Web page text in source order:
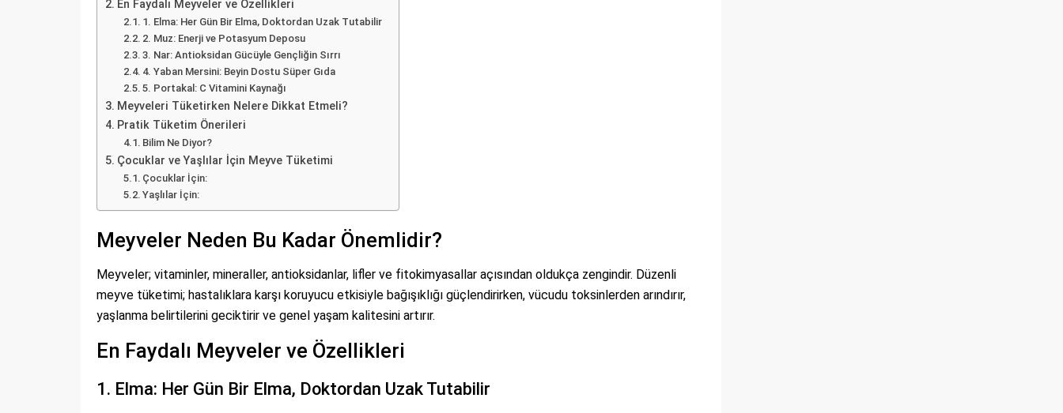
En Faydalı Meyveler ve Özellikleri
1. Elma: Her Gün Bir Elma, Doktordan Uzak Tutabilir
2. Muz: Enerji ve Potasyum Deposu
3. Nar: Antioksidan Gücüyle Gençliğin Sırrı
4. Yaban Mersini: Beyin Dostu Süper Gıda
5. Portakal: C Vitamini Kaynağı
Meyveleri Tüketirken Nelere Dikkat Etmeli?
Pratik Tüketim Önerileri
Bilim Ne Diyor?
Çocuklar ve Yaşlılar İçin Meyve Tüketimi
Çocuklar İçin:
Yaşlılar İçin:
Meyveler Neden Bu Kadar Önemlidir?
Meyveler; vitaminler, mineraller, antioksidanlar, lifler ve fitokimyasallar açısından oldukça zengindir. Düzenli
meyve tüketimi; hastalıklara karşı koruyucu etkisiyle bağışıklığı güçlendirirken, vücudu toksinlerden arındırır,
yaşlanma belirtilerini geciktirir ve genel yaşam kalitesini artırır.
En Faydalı Meyveler ve Özellikleri
1. Elma: Her Gün Bir Elma, Doktordan Uzak Tutabilir